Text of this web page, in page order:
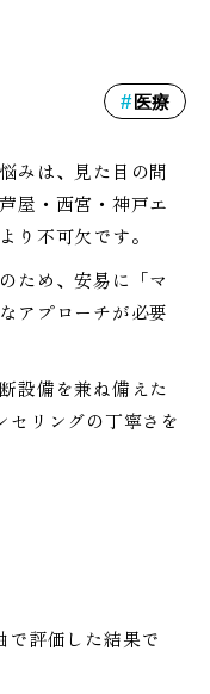
医療
みは、見た目の問
屋・西宮・神戸エ
り不可欠です。
ため、安易に「マ
アプローチが必要
設備を兼ね備えた
リングの丁寧さを
で評価した結果で